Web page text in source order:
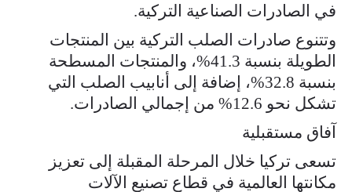
في الصادرات الصناعية التركية.
وتتنوع صادرات الصلب التركية بين المنتجات
الطويلة بنسبة 41.3%، والمنتجات المسطحة
بنسبة 32.8%، إضافة إلى أنابيب الصلب التي
تشكل نحو 12.6% من إجمالي الصادرات.
آفاق مستقبلية
تسعى تركيا خلال المرحلة المقبلة إلى تعزيز
مكانتها العالمية في قطاع تصنيع الآلات